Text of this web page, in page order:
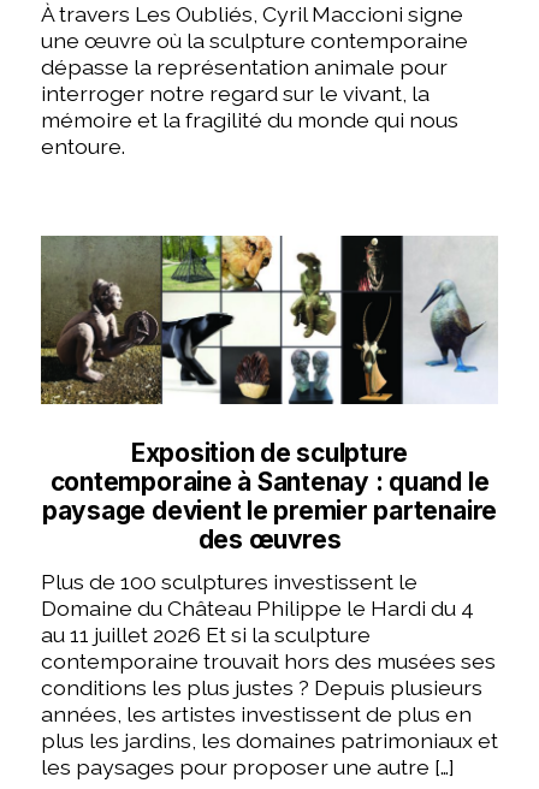
À travers Les Oubliés, Cyril Maccioni signe
une œuvre où la sculpture contemporaine
dépasse la représentation animale pour
interroger notre regard sur le vivant, la
mémoire et la fragilité du monde qui nous
entoure.
Exposition de sculpture
contemporaine à Santenay : quand le
paysage devient le premier partenaire
des œuvres
Plus de 100 sculptures investissent le
Domaine du Château Philippe le Hardi du 4
au 11 juillet 2026 Et si la sculpture
contemporaine trouvait hors des musées ses
conditions les plus justes ? Depuis plusieurs
années, les artistes investissent de plus en
plus les jardins, les domaines patrimoniaux et
les paysages pour proposer une autre […]